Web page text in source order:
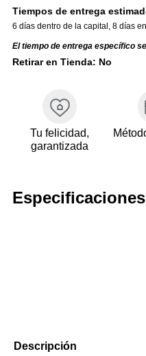
Tiempos de entrega
6 días dentro de la capital 8 días
El tiempo de entrega específico
Retirar en Tienda: No
Tu felicidad,
garantizada
Descripción